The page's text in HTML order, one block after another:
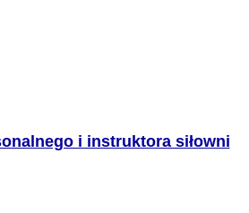
i instruktora siłowni